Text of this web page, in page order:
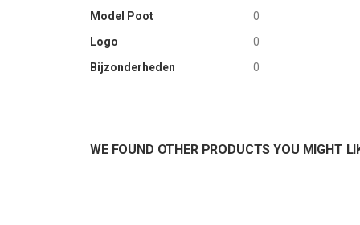
Model Poot
0
Logo
0
Bijzonderheden
0
WE FOUND OTHER PRODUCTS YOU MIGHT